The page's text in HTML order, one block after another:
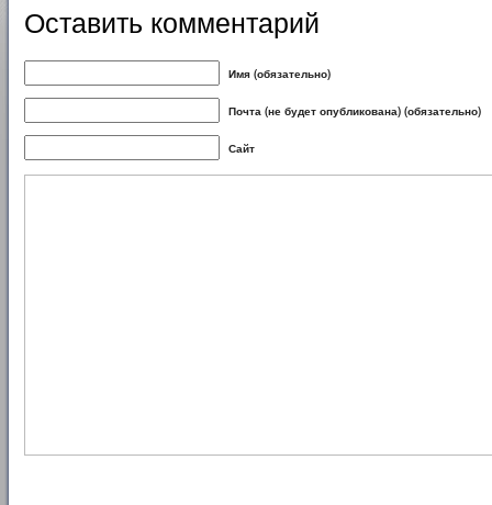
Оставить комментарий
Имя (обязательно)
Почта (не будет опубликована) (обязательно)
Сайт